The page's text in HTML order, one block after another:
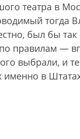
театра в
тогда
был бы так
правилам —
выбрали, и
в